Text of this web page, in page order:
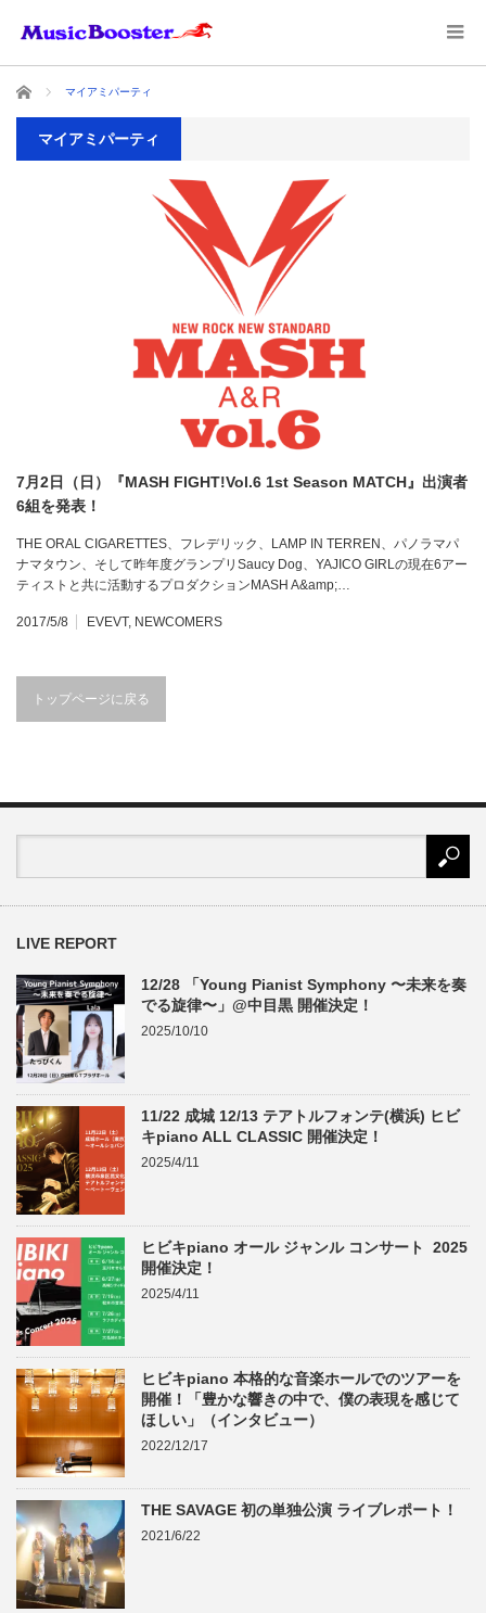
ホーム マイアミパーティ
マイアミパーティ
7月2日（日）『MASH FIGHT!Vol.6 1st Season MATCH』出演者
6組を発表！
THE ORAL CIGARETTES、フレデリック、LAMP IN TERREN、パノラマパ
ナマタウン、そして昨年度グランプリSaucy Dog、YAJICO GIRLの現在6アー
ティストと共に活動するプロダクションMASH A&amp;…
2017/5/8 EVEVT, NEWCOMERS
トップページに戻る
LIVE REPORT
12/28 「Young Pianist Symphony 〜未来を奏
でる旋律〜」@中目黒 開催決定！
2025/10/10
11/22 成城 12/13 テアトルフォンテ(横浜) ヒビ
キpiano ALL CLASSIC 開催決定！
2025/4/11
ヒビキpiano オール ジャンル コンサート 2025
開催決定！
2025/4/11
ヒビキpiano 本格的な音楽ホールでのツアーを
開催！「豊かな響きの中で、僕の表現を感じて
ほしい」（インタビュー）
2022/12/17
THE SAVAGE 初の単独公演 ライブレポート！
2021/6/22